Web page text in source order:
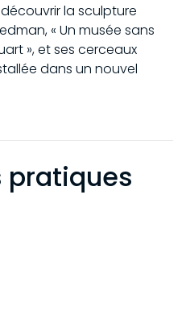
la sculpture
« Un musée sans
», et ses cerceaux
dans un nouvel
pratiques